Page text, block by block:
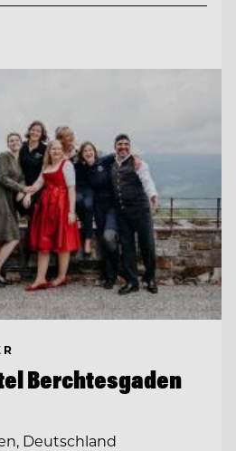
Berchtesgaden
Deutschland